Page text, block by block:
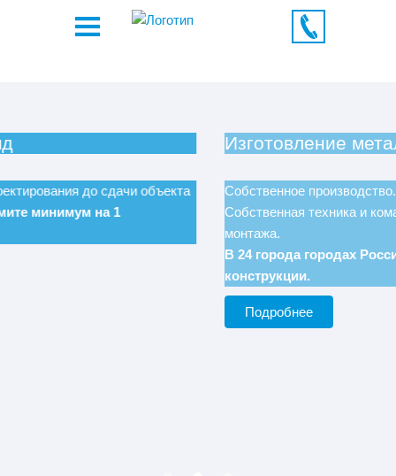
Изготовление металлоконструкций
Собственное производство. Изготовление – 500 тн./мес.
Собственная техника и команда специалистов для
В 24 города городах России и Казахстана стоят наши